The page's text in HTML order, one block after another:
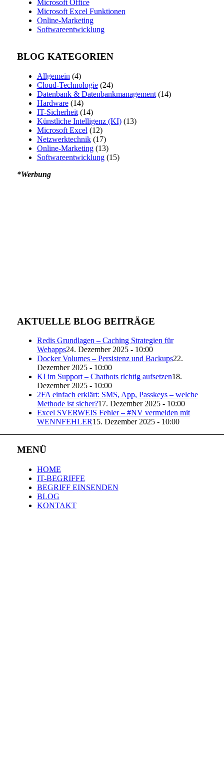
Microsoft Office
Microsoft Excel Funktionen
Online-Marketing
Softwareentwicklung
BLOG KATEGORIEN
Allgemein (4)
Cloud-Technologie(24)
Datenbank & Datenbankmanagement(14)
Hardware(14)
IT-Sicherheit(14)
Künstliche Intelligenz (KI)(13)
Microsoft Excel (12)
Netzwerktechnik(17)
Online-Marketing(13)
Softwareentwicklung(15)
*Werbung
AKTUELLE BLOG BEITRÄGE
Redis Grundlagen – Caching Strategien für
Webapps24. Dezember 2025 - 10:00
Docker Volumes – Persistenz und Backups22.
Dezember 2025 - 10:00
KI im Support – Chatbots richtig aufsetzen18.
Dezember 2025 - 10:00
2FA einfach erklärt: SMS, App, Passkeys – welche
Methode ist sicher?17. Dezember 2025 - 10:00
Excel SVERWEIS Fehler – #NV vermeiden mit
WENNFEHLER15. Dezember 2025 - 10:00
MENÜ
HOME
IT-BEGRIFFE
BEGRIFF EINSENDEN
BLOG
KONTAKT